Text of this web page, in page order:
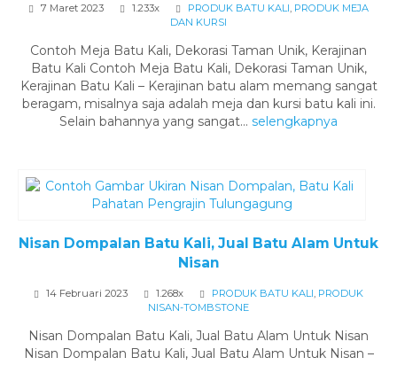
7 Maret 2023 1.233x PRODUK BATU KALI, PRODUK MEJA
DAN KURSI
Contoh Meja Batu Kali, Dekorasi Taman Unik, Kerajinan
Batu Kali Contoh Meja Batu Kali, Dekorasi Taman Unik,
Kerajinan Batu Kali – Kerajinan batu alam memang sangat
beragam, misalnya saja adalah meja dan kursi batu kali ini.
Selain bahannya yang sangat... selengkapnya
Nisan Dompalan Batu Kali, Jual Batu Alam Untuk
Nisan
14 Februari 2023 1.268x PRODUK BATU KALI, PRODUK
NISAN-TOMBSTONE
Nisan Dompalan Batu Kali, Jual Batu Alam Untuk Nisan
Nisan Dompalan Batu Kali, Jual Batu Alam Untuk Nisan –